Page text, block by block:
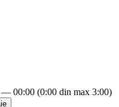
— 00:00 (0:00 din max 3:00)